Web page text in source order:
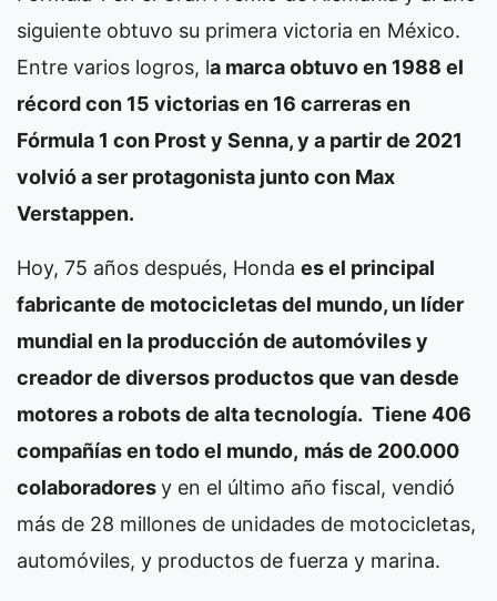
siguiente obtuvo su primera victoria en México.
Entre varios logros, la marca obtuvo en 1988 el
récord con 15 victorias en 16 carreras en
Fórmula 1 con Prost y Senna, y a partir de 2021
volvió a ser protagonista junto con Max
Verstappen.
Hoy, 75 años después, Honda es el principal
fabricante de motocicletas del mundo, un líder
mundial en la producción de automóviles y
creador de diversos productos que van desde
motores a robots de alta tecnología. Tiene 406
compañías en todo el mundo, más de 200.000
colaboradoresy en el último año fiscal, vendió
más de 28 millones de unidades de motocicletas,
automóviles, y productos de fuerza y marina.